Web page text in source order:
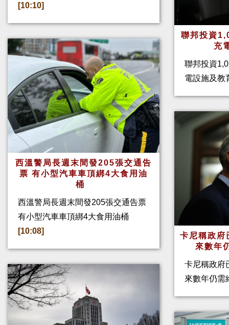
[10:10]
西溫警局長週末間發205張交通告
票 有小型汽車車頂綁4大食用油
桶
西溫警局長週末間發205張交通告票
有小型汽車車頂綁4大食用油桶
[10:08]
聯邦投資
充
聯邦投資
電設施及教
卡尼稱政府
來數年
卡尼稱政府
來數年仍需